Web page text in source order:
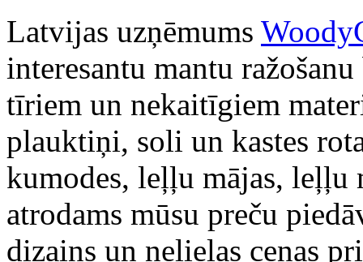
Latvijas uzņēmums
interesantu mantu
tīriem un nekaitīgiem
plauktiņi, soli un kastes
kumodes, leļļu mājas, leļļu
atrodams mūsu preču
dizains un nelielas cenas